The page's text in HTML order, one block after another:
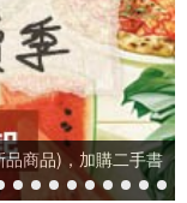
商品)，加購二手書